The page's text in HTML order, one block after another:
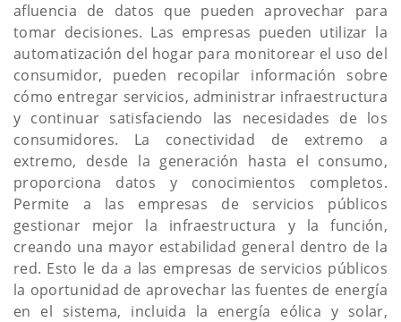
afluencia de datos que pueden aprovechar para
tomar decisiones. Las empresas pueden utilizar la
automatización del hogar para monitorear el uso del
consumidor, pueden recopilar información sobre
cómo entregar servicios, administrar infraestructura
y continuar satisfaciendo las necesidades de los
consumidores. La conectividad de extremo a
extremo, desde la generación hasta el consumo,
proporciona datos y conocimientos completos.
Permite a las empresas de servicios públicos
gestionar mejor la infraestructura y la función,
creando una mayor estabilidad general dentro de la
red. Esto le da a las empresas de servicios públicos
la oportunidad de aprovechar las fuentes de energía
en el sistema, incluida la energía eólica y solar,